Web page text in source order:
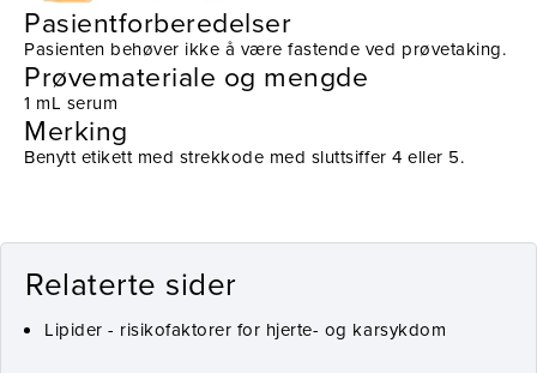
Pasientforberedelser
Pasienten behøver ikke å være fastende ved prøvetaking.
Prøvemateriale og mengde
1 mL serum
Merking
Benytt etikett med strekkode med sluttsiffer 4 eller 5.
Relaterte sider
Lipider - risikofaktorer for hjerte- og karsykdom